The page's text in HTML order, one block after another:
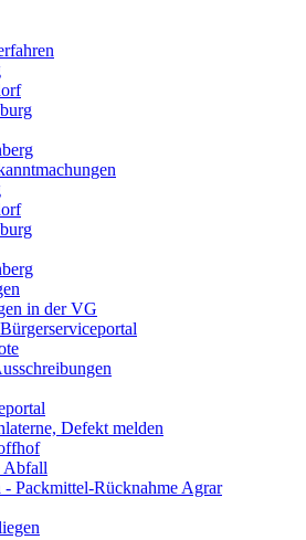
in der VG
Defekt melden
Abfall
- Packmittel-Rücknahme Agrar